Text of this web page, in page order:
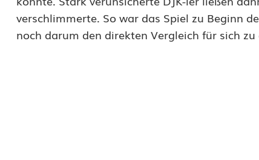
verschlimmerte. So war das Spiel zu Beginn
noch darum den direkten Vergleich für sich zu